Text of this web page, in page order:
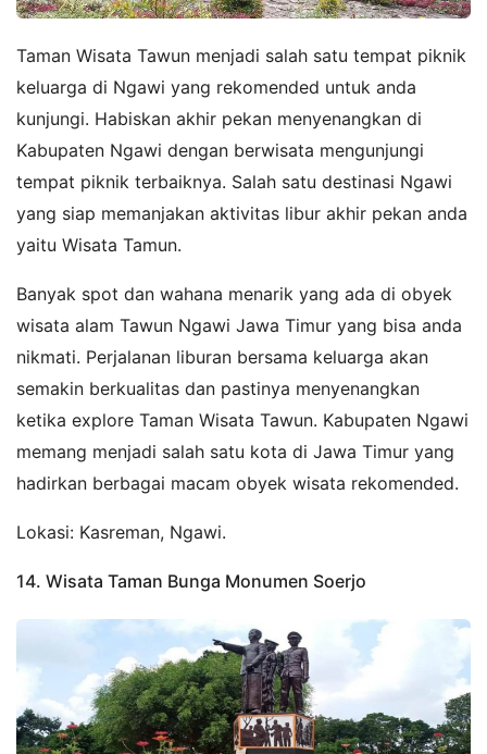
Taman Wisata Tawun menjadi salah satu tempat piknik
keluarga di Ngawi yang rekomended untuk anda
kunjungi. Habiskan akhir pekan menyenangkan di
Kabupaten Ngawi dengan berwisata mengunjungi
tempat piknik terbaiknya. Salah satu destinasi Ngawi
yang siap memanjakan aktivitas libur akhir pekan anda
yaitu Wisata Tamun.
Banyak spot dan wahana menarik yang ada di obyek
wisata alam Tawun Ngawi Jawa Timur yang bisa anda
nikmati. Perjalanan liburan bersama keluarga akan
semakin berkualitas dan pastinya menyenangkan
ketika explore Taman Wisata Tawun. Kabupaten Ngawi
memang menjadi salah satu kota di Jawa Timur yang
hadirkan berbagai macam obyek wisata rekomended.
Lokasi: Kasreman, Ngawi.
14. Wisata Taman Bunga Monumen Soerjo